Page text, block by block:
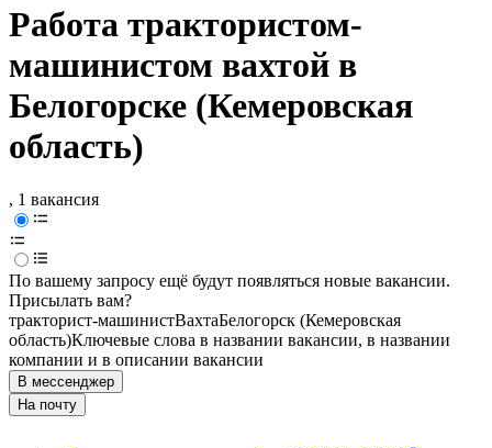
Работа трактористом-
машинистом вахтой в
Белогорске (Кемеровская
область)
, 1 вакансия
По вашему запросу ещё будут появляться новые вакансии.
Присылать вам?
тракторист-машинистВахтаБелогорск (Кемеровская
область)Ключевые слова в названии вакансии, в названии
компании и в описании вакансии
В мессенджер
На почту